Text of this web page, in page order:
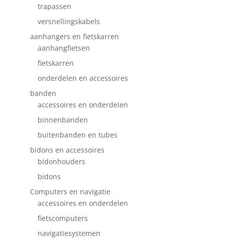
trapassen
versnellingskabels
aanhangers en fietskarren
aanhangfietsen
fietskarren
onderdelen en accessoires
banden
accessoires en onderdelen
binnenbanden
buitenbanden en tubes
bidons en accessoires
bidonhouders
bidons
Computers en navigatie
accessoires en onderdelen
fietscomputers
navigatiesystemen